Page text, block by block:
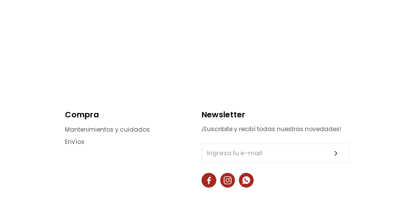
Compra
Mantenimientos y cuidados
Envíos
Newsletter
¡Suscribite y recibí todas nuestras novedades!
  